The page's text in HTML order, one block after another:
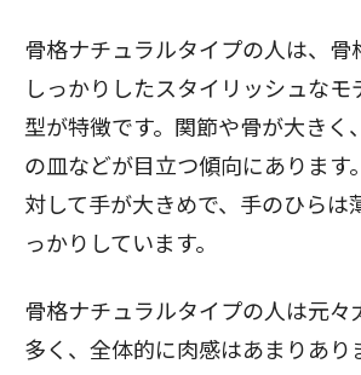
骨格ナチュラルタイプの人は、骨
しっかりしたスタイリッシュな
型が特徴です。関節や骨が大きく
の皿などが目立つ傾向にあります
対して手が大きめで、手のひらは
っかりしています。
骨格ナチュラルタイプの人は元々
多く、全体的に肉感はあまりあり